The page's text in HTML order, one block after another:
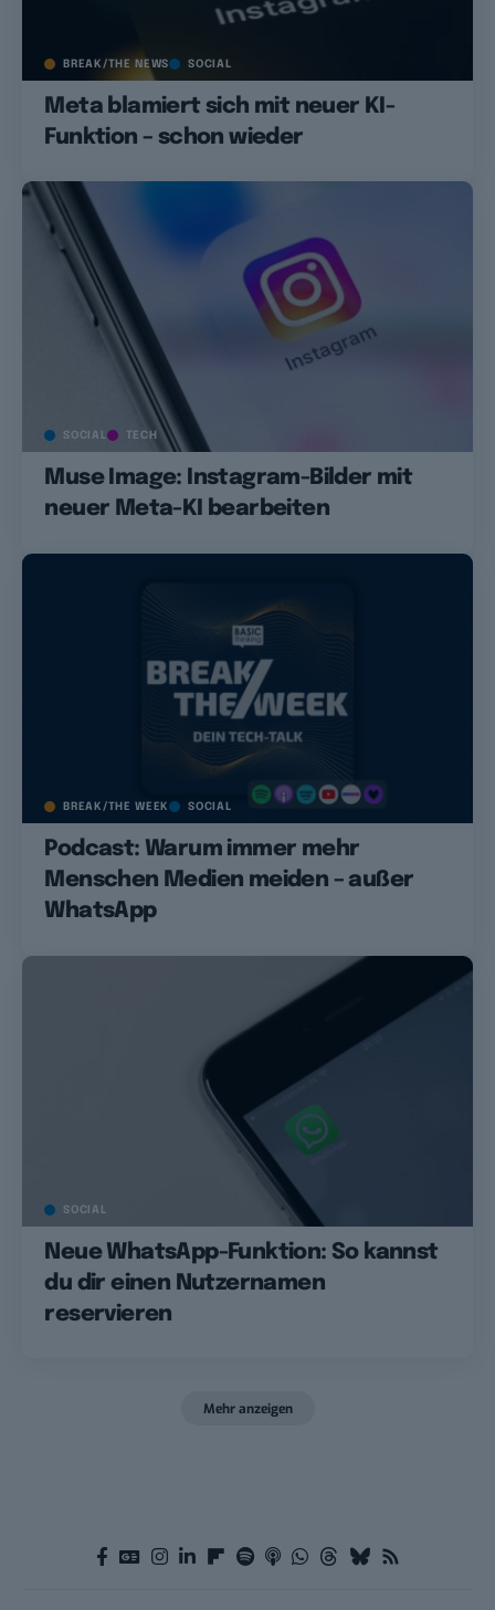
BREAK/THE NEWS SOCIAL
Meta blamiert sich mit neuer KI-
Funktion – schon wieder
SOCIAL TECH
Muse Image: Instagram-Bilder mit
neuer Meta-KI bearbeiten
BREAK/THE WEEK SOCIAL
Podcast: Warum immer mehr
Menschen Medien meiden – außer
WhatsApp
SOCIAL
Neue WhatsApp-Funktion: So kannst
du dir einen Nutzernamen
reservieren
Mehr anzeigen